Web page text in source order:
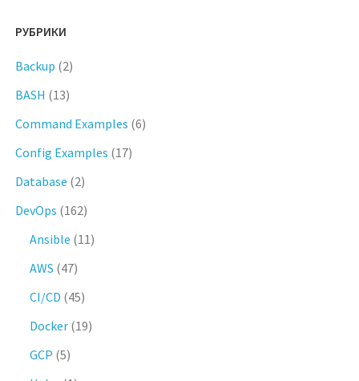
РУБРИКИ
Backup (2)
BASH (13)
Command Examples (6)
Config Examples (17)
Database (2)
DevOps (162)
Ansible (11)
AWS (47)
CI/CD (45)
Docker (19)
GCP (5)